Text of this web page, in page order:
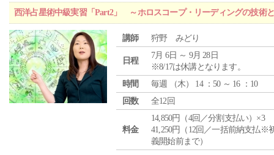
西洋占星術中級実習「Part2」 ～ホロスコープ・リーディングの技術
講師 狩野 みどり
日程
7月 6日 ～ 9月 28日
※8/17は休講となります。
時間
毎週 （木） 14 ：50 ～ 16 ：10
回数
全12回
料金
14,850円（4回／分割支払い）×3
41,250円（12回／一括前納支払※
義開始前まで）